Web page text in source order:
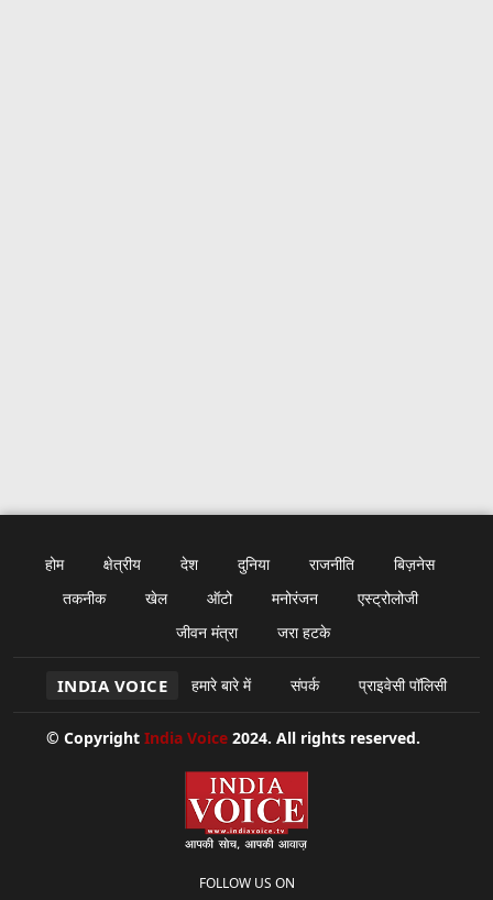
होम क्षेत्रीय देश दुनिया राजनीति
बिज़नेस
तकनीक
खेल ऑटो मनोरंजन
एस्ट्रोलोजी
जीवन मंत्रा
जरा हटके
INDIA VOICE हमारे बारे में संपर्क प्राइवेसी पॉलिसी
© Copyright India Voice 2024. All rights reserved.
FOLLOW US ON